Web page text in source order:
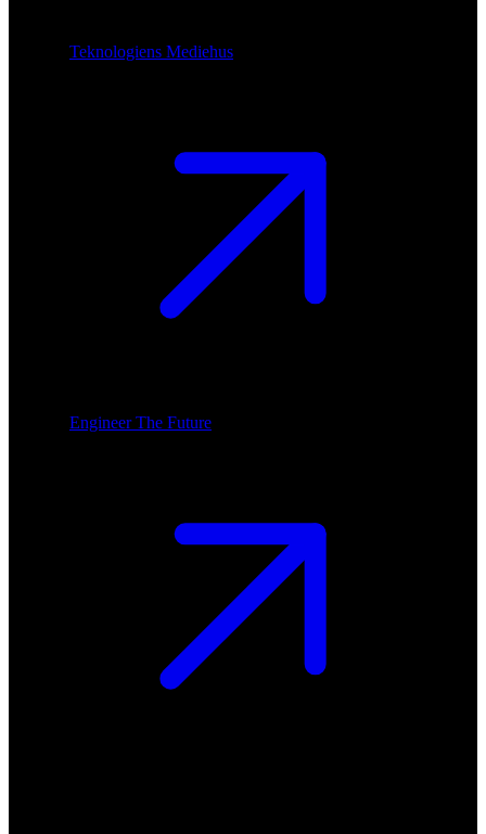
Teknologiens Mediehus
Engineer The Future